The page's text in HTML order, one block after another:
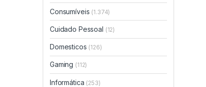
Consumíveis (1.374)
Cuidado Pessoal (12)
Domesticos (126)
Gaming (112)
Informática (253)